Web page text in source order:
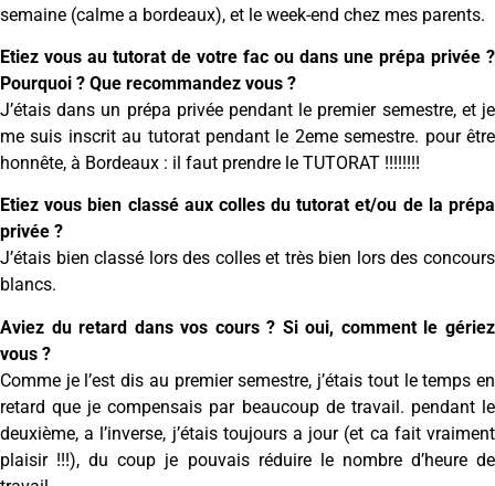
semaine (calme a bordeaux), et le week-end chez mes parents.
Etiez vous au tutorat de votre fac ou dans une prépa privée ?
Pourquoi ? Que recommandez vous ?
J’étais dans un prépa privée pendant le premier semestre, et je
me suis inscrit au tutorat pendant le 2eme semestre. pour être
honnête, à Bordeaux : il faut prendre le TUTORAT !!!!!!!!
Etiez vous bien classé aux colles du tutorat et/ou de la prépa
privée ?
J’étais bien classé lors des colles et très bien lors des concours
blancs.
Aviez du retard dans vos cours ? Si oui, comment le gériez
vous ?
Comme je l’est dis au premier semestre, j’étais tout le temps en
retard que je compensais par beaucoup de travail. pendant le
deuxième, a l’inverse, j’étais toujours a jour (et ca fait vraiment
plaisir !!!), du coup je pouvais réduire le nombre d’heure de